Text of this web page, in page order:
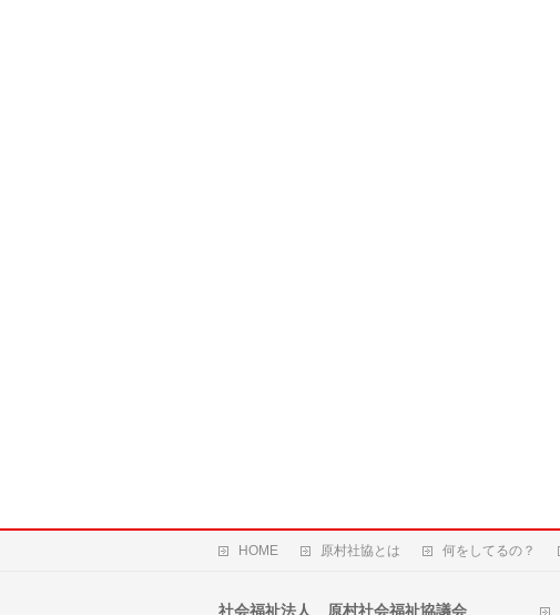
HOME 原村社協とは 何をしてるの？
社会福祉法人 原村社会福祉協議会